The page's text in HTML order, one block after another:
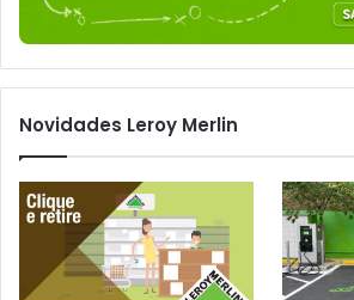
Novidades Leroy Merlin